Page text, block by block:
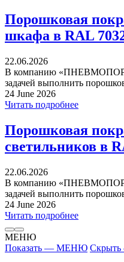
Порошковая
шкафа в RAL
22.06.2026
В компанию
задачей выполнить
24 June 2026
Читать подробнее
Порошковая
светильников в
22.06.2026
В компанию
задачей выполнить
24 June 2026
Читать подробнее
МЕНЮ
Показать — МЕНЮ